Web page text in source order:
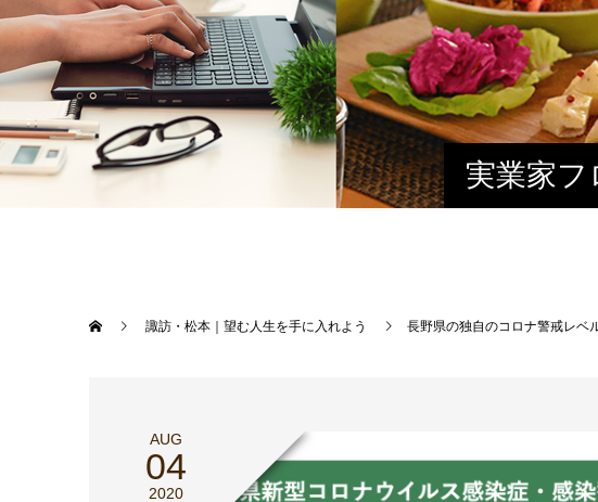
実業家
諏訪・松本｜望む人生を手に入れよう 長野県の独自のコロナ警戒レベ
AUG
04
2020